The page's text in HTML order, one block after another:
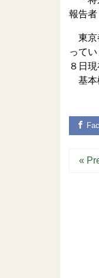
報告
東京
って
８日
基本
«